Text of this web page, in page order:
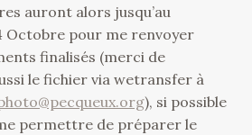
auront alors jusqu’au
Octobre pour me renvoyer
finalisés (merci de
le fichier via wetransfer à
), si possible
permettre de préparer le